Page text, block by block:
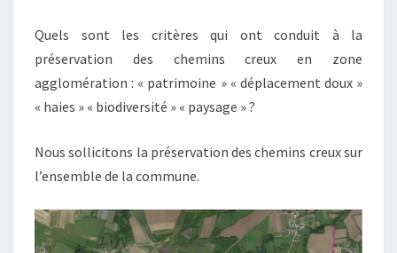
Quels sont les critères qui ont conduit à la
préservation des chemins creux en zone
agglomération : « patrimoine » « déplacement doux »
« haies » « biodiversité » « paysage » ?
Nous sollicitons la préservation des chemins creux sur
l’ensemble de la commune.